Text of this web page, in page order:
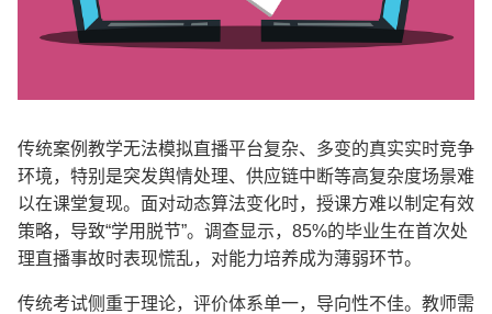
传统案例教学无法模拟直播平台复杂、多变的真实实时竞争
环境，特别是突发舆情处理、供应链中断等高复杂度场景难
以在课堂复现。面对动态算法变化时，授课方难以制定有效
策略，导致“学用脱节”。调查显示， 85%的毕业生在首次处
理直播事故时表现慌乱，对能力培养成为薄弱环节。
传统考试侧重于理论，评价体系单一，导向性不佳。教师需